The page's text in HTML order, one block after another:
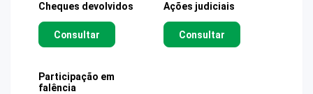
Cheques devolvidos
Consultar
Ações judiciais
Consultar
Participação em
falência